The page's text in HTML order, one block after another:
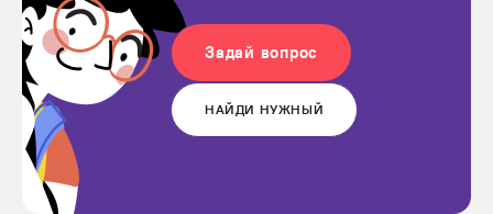
Задай вопрос
НАЙДИ НУЖНЫЙ